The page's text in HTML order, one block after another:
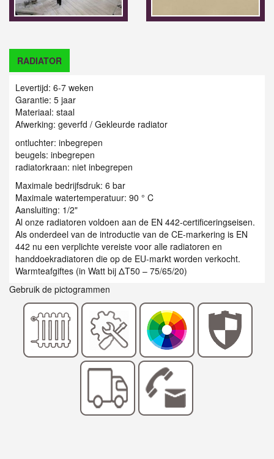
RADIATOR
Levertijd: 6-7 weken
Garantie: 5 jaar
Materiaal: staal
Afwerking: geverfd / Gekleurde radiator
ontluchter: inbegrepen
beugels: inbegrepen
radiatorkraan: niet inbegrepen
Maximale bedrijfsdruk: 6 bar
Maximale watertemperatuur: 90 ° C
Aansluiting: 1/2"
Al onze radiatoren voldoen aan de EN 442-certificeringseisen.
Als onderdeel van de introductie van de CE-markering is EN
442 nu een verplichte vereiste voor alle radiatoren en
handdoekradiatoren die op de EU-markt worden verkocht.
Warmteafgiftes (in Watt bij ΔT50 – 75/65/20)
Gebruik de pictogrammen